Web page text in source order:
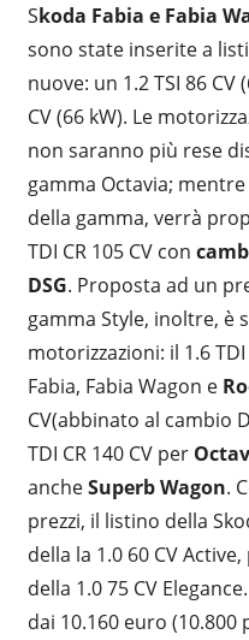
Skoda Fabia e Fabia
sono state inserite a
nuove: un 1.2 TSI 86 CV
CV (66 kW). Le
non saranno più rese
gamma Octavia;
della gamma, verrà
TDI CR 105 CV con
DSG. Proposta ad un
gamma Style, inoltre, è
motorizzazioni: il 1.6
Fabia, Fabia Wagon e
CV(abbinato al cambio
TDI CR 140 CV per
ancheSuperb Wagon.
prezzi, il listino della
della la 1.0 60 CV
della 1.0 75 CV
dai 10.160 euro (10.800